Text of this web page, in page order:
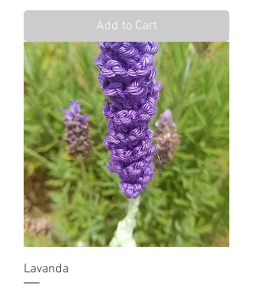
Add to Cart
Lavanda